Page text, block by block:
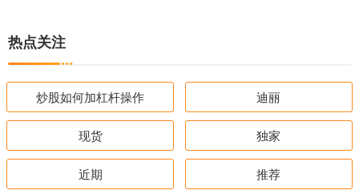
热点关注
炒股如何加杠杆操作 迪丽
现货 独家
近期 推荐